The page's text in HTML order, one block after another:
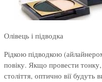
Олівець і підводка
Рідкою підводкою
повіку. Якщо провести
століття, оптично вії будуть